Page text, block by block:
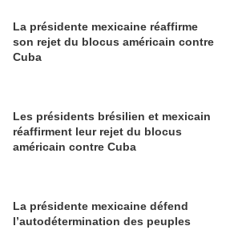
La présidente mexicaine réaffirme
son rejet du blocus américain contre
Cuba
Les présidents brésilien et mexicain
réaffirment leur rejet du blocus
américain contre Cuba
La présidente mexicaine défend
l’autodétermination des peuples